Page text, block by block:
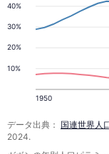
10%
20%
30%
40%
1950
データ出典： 国連世界人
2024.